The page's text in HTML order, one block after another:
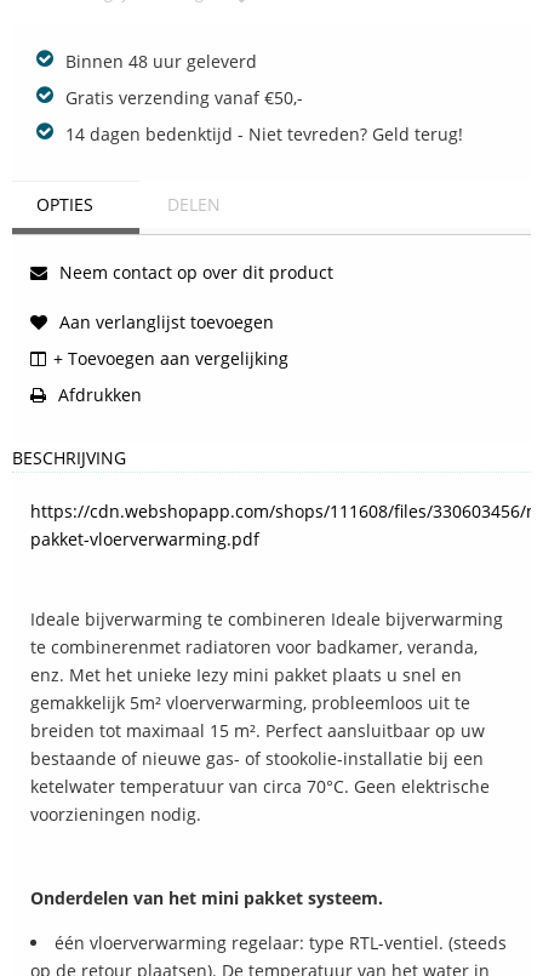
Binnen 48 uur geleverd
Gratis verzending vanaf €50,-
14 dagen bedenktijd - Niet tevreden? Geld terug!
OPTIES DELEN
Neem contact op over dit product
Aan verlanglijst toevoegen
+ Toevoegen aan vergelijking
Afdrukken
BESCHRIJVING
https://cdn.webshopapp.com/shops/111608/files/330603456/
pakket-vloerverwarming.pdf
Ideale bijverwarming te combineren Ideale bijverwarming
te combinerenmet radiatoren voor badkamer, veranda,
enz. Met het unieke Iezy mini pakket plaats u snel en
gemakkelijk 5m² vloerverwarming, probleemloos uit te
breiden tot maximaal 15 m². Perfect aansluitbaar op uw
bestaande of nieuwe gas- of stookolie-installatie bij een
ketelwater temperatuur van circa 70°C. Geen elektrische
voorzieningen nodig.
Onderdelen van het mini pakket systeem.
één vloerverwarming regelaar: type RTL-ventiel. (steeds
op de retour plaatsen). De temperatuur van het water in